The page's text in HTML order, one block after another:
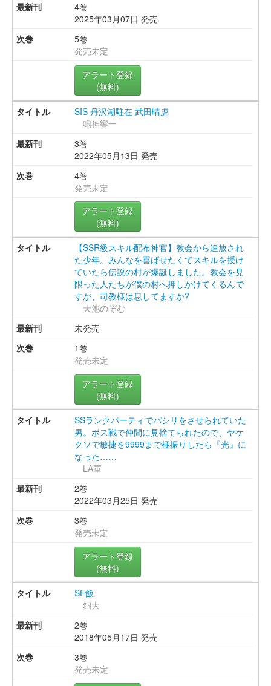
4巻
2025年03月07日 発売
5巻
発売未定
アラート登録
(無料)
SIS 丹沢湖駐在 武田晴虎
鳴神響一
3巻
2022年05月13日 発売
4巻
発売未定
アラート登録
(無料)
【SSR級スキル配布神官】教会から追放され
た少年。みんなを喜ばせたくてスキルを授け
ていたら伝説の村が爆誕しました。教会を見
限った人たちが僕の村へ押しかけてくるんで
すが、司教様は息してますか?
天池のぞむ
未発売
1巻
発売未定
アラート登録
(無料)
SSランクパーティでパシリをさせられていた
男。ボス戦で仲間に見捨てられたので、ヤケ
クソで敏捷を9999まで極振りしたら『光』に
なった……
LA軍
2巻
2022年03月25日 発売
3巻
発売未定
アラート登録
(無料)
SF飯
銅大
2巻
2018年05月17日 発売
3巻
発売未定